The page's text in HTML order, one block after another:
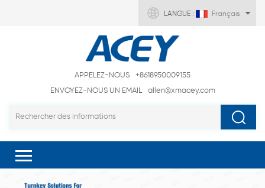
LANGUE : Français
APPELEZ-NOUS
+8618950009155
ENVOYEZ-NOUS UN EMAIL
allen@xmacey.com